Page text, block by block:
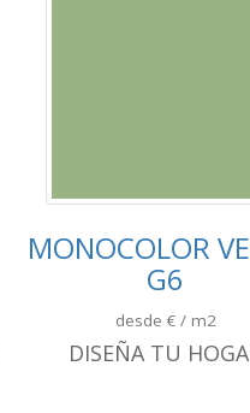
MONOCOLOR
G6
desde € / m2
DISEÑA TU